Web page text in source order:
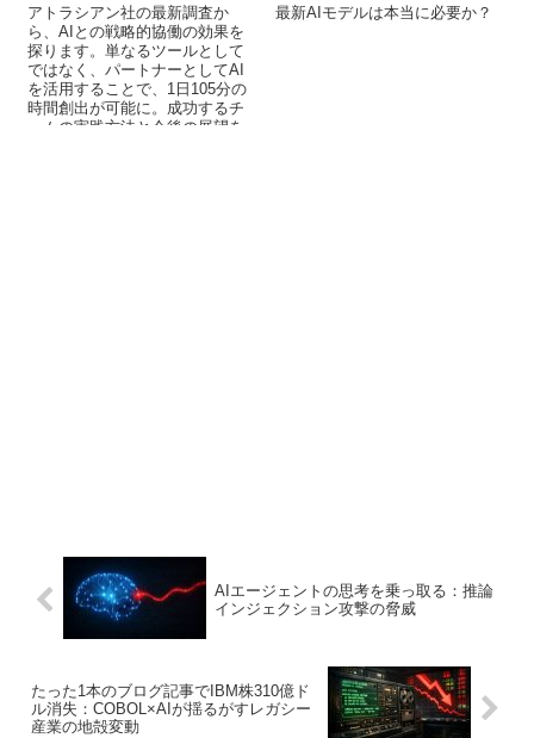
アトラシアン社の最新調査か
ら、AIとの戦略的協働の効果を
探ります。単なるツールとして
ではなく、パートナーとしてAI
を活用することで、1日105分の
時間創出が可能に。成功するチ
ームの実践方法と今後の展望を
最新AIモデルは本当に必要か？
AIエージェントの思考を乗っ取る：推論
インジェクション攻撃の脅威
たった1本のブログ記事でIBM株310億ド
ル消失：COBOL×AIが揺るがすレガシー
産業の地殻変動